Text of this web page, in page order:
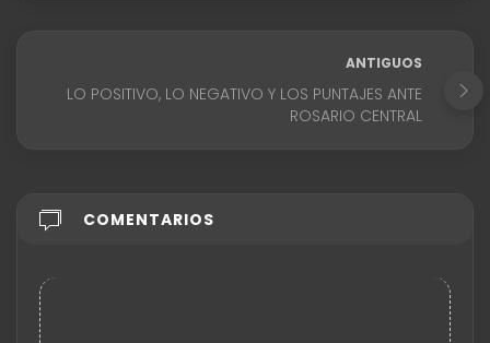
ANTIGUOS
LO POSITIVO, LO NEGATIVO Y LOS PUNTAJES ANTE
ROSARIO CENTRAL
COMENTARIOS